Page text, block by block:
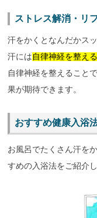
ストレス解消・リ
汗をかくとなんだかス
汗には 自律神経を整え
自律神経を整えること
果が期待できます。
おすすめ健康入浴
お風呂でたくさん汗を
すめの入浴法をご紹介し